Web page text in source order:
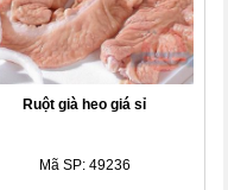
Ruột già heo giá sỉ
Mã SP: 49236